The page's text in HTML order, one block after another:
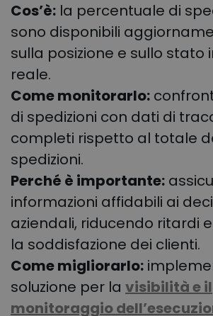
Cos’è: la percentuale di
sono disponibili
sulla posizione e sullo stato
reale.
Come monitorarlo:
di spedizioni con dati di
completi rispetto al totale
spedizioni.
Perché è importante:
informazioni affidabili ai
aziendali, riducendo ritardi
la soddisfazione dei clienti.
Come migliorarlo:
soluzione per la visibilità e il
monitoraggio